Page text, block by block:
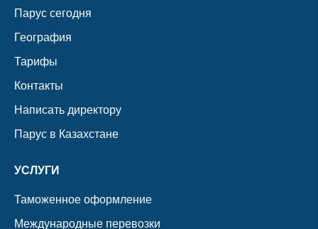
Парус сегодня
География
Тарифы
Контакты
Написать директору
Парус в Казахстане
УСЛУГИ
Таможенное оформление
Международные перевозки